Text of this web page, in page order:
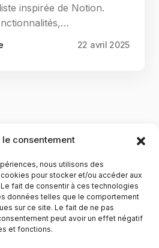
le consentement
nous utilisons des
pour stocker et/ou accéder aux
fait de consentir à ces technologies
données telles que le comportement
sur ce site. Le fait de ne pas
peut avoir un effet négatif
et fonctions.
inspirée de Notion.
22 avril 2025
dédié aux nouvelles
geek et au numérique. Fondé par